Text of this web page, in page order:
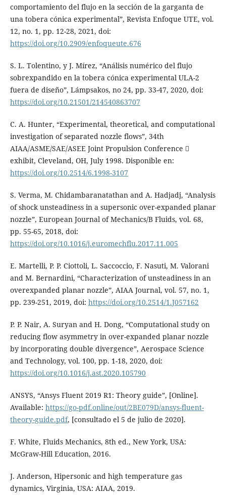
comportamiento del flujo en la sección de la garganta de
una tobera cónica experimental”, Revista Enfoque UTE, vol.
12, no. 1, pp. 12-28, 2021, doi:
https://doi.org/10.2909/enfoqueute.676
S. L. Tolentino, y J. Mírez, “Análisis numérico del flujo
sobrexpandido en la tobera cónica experimental ULA-2
fuera de diseño”, Lámpsakos, no 24, pp. 33-47, 2020, doi:
https://doi.org/10.21501/214540863707
C. A. Hunter, “Experimental, theoretical, and computational
investigation of separated nozzle flows”, 34th
AIAA/ASME/SAE/ASEE Joint Propulsion Conference 
exhibit, Cleveland, OH, July 1998. Disponible en:
https://doi.org/10.2514/6.1998-3107
S. Verma, M. Chidambaranatathan and A. Hadjadj, “Analysis
of shock unsteadiness in a supersonic over-expanded planar
nozzle”, European Journal of Mechanics/B Fluids, vol. 68,
pp. 55-65, 2018, doi:
https://doi.org/10.1016/j.euromechflu.2017.11.005
E. Martelli, P. P. Ciottoli, L. Saccoccio, F. Nasuti, M. Valorani
and M. Bernardini, “Characterization of unsteadiness in an
overexpanded planar nozzle”, AIAA Journal, vol. 57, no. 1,
pp. 239-251, 2019, doi: https://doi.org/10.2514/1.J057162
P. P. Nair, A. Suryan and H. Dong, “Computational study on
reducing flow asymmetry in over-expanded planar nozzle
by incorporating double divergence”, Aerospace Science
and Technology, vol. 100, pp. 1-18, 2020, doi:
https://doi.org/10.1016/j.ast.2020.105790
ANSYS, “Ansys Fluent 2019 R1: Theory guide”, [Online].
Available: https://go-pdf.online/out/2BE079D/ansys-fluent-
theory-guide.pdf, [consultado el 5 de julio de 2020].
F. White, Fluids Mechanics, 8th ed., New York, USA:
McGraw-Hill Education, 2016.
J. Anderson, Hipersonic and high temperature gas
dynamics, Virginia, USA: AIAA, 2019.